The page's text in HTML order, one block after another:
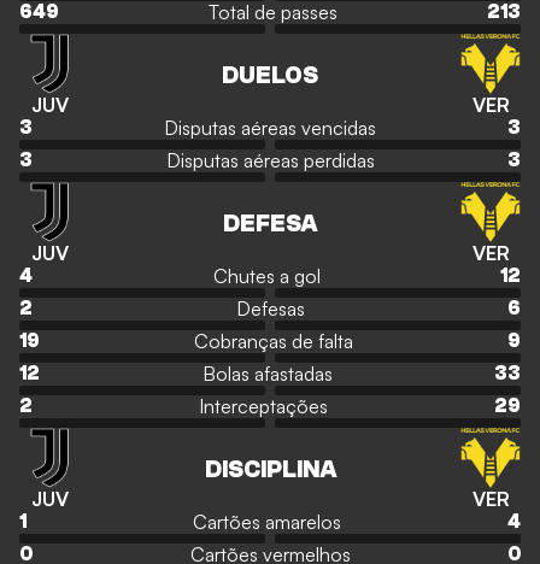
649
Total de passes 213
JUV
DUELOS
VER
3 Disputas aéreas vencidas
3
3
Disputas aéreas perdidas 3
JUV
DEFESA
VER
4 Chutes a gol
12
2
Defesas
6
19
Cobranças de falta
9
12
Bolas afastadas
33
2
Interceptações 29
JUV
DISCIPLINA
VER
1 Cartões amarelos
4
0
Cartões vermelhos 0